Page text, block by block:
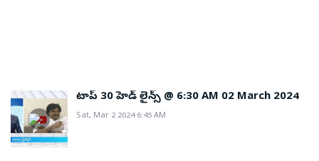
టాప్ 30 హెడ్ లైన్స్ @ 6:30 AM 02 March 2024
Sat, Mar 2 2024 6:45 AM